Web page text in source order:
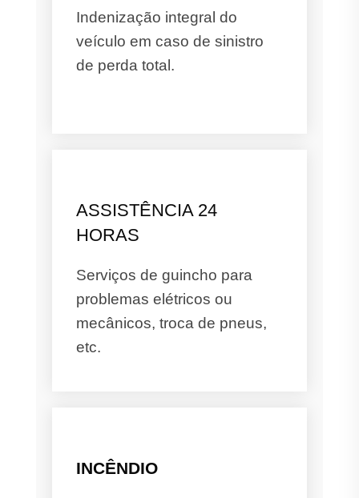
Indenização integral do
veículo em caso de sinistro
de perda total.
ASSISTÊNCIA 24
HORAS
Serviços de guincho para
problemas elétricos ou
mecânicos, troca de pneus,
etc.
INCÊNDIO